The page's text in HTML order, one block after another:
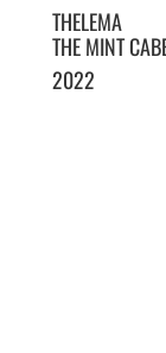
THELEMA
THE MINT
2022